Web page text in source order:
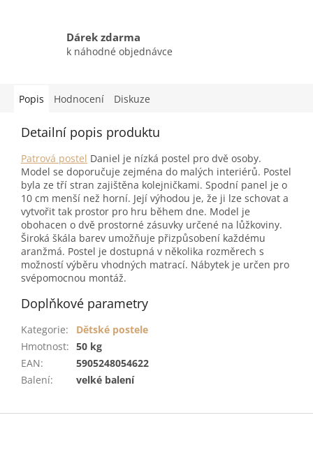
Dárek zdarma
k náhodné objednávce
Popis Hodnocení Diskuze
Detailní popis produktu
Patrová postel Daniel je nízká postel pro dvě osoby.
Model se doporučuje zejména do malých interiérů. Postel
byla ze tří stran zajištěna kolejničkami. Spodní panel je o
10 cm menší než horní. Její výhodou je, že ji lze schovat a
vytvořit tak prostor pro hru během dne. Model je
obohacen o dvě prostorné zásuvky určené na lůžkoviny.
Široká škála barev umožňuje přizpůsobení každému
aranžmá. Postel je dostupná v několika rozměrech s
možností výběru vhodných matrací. Nábytek je určen pro
svépomocnou montáž.
Doplňkové parametry
Kategorie:
Dětské postele
Hmotnost: 50 kg
EAN:
5905248054622
Balení: velké balení
Z